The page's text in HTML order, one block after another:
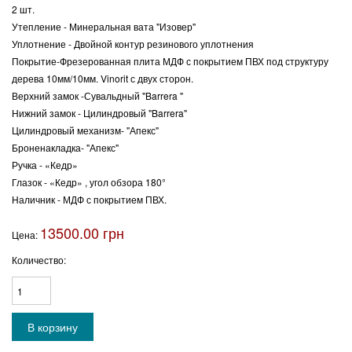
2 шт.
Утепление - Минеральная вата "Изовер"
Уплотнение - Двойной контур резинового уплотнения
Покрытие-Фрезерованная плита МДФ с покрытием ПВХ под структуру
дерева 10мм/10мм. Vinorit с двух сторон.
Верхний замок -Сувальдный "Barrera "
Нижний замок - Цилиндровый "Barrera"
Цилиндровый механизм- "Апекс"
Броненакладка- "Апекс"
Ручка - «Кедр»
Глазок - «Кедр» , угол обзора 180°
Наличник - МДФ с покрытием ПВХ.
Цена: 13500.00 грн
Количество: